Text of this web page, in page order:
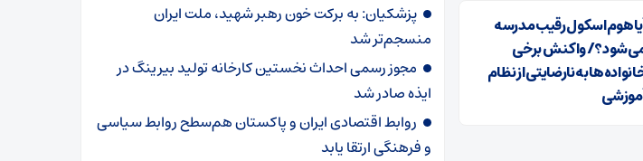
هوم‌اسکول رقیب مدرسه
واکنش برخی
به نارضایتی از نظام
پزشکیان: به برکت خون رهبر شهید، ملت ایران
منسجم‌تر شد
مجوز رسمی احداث نخستین کارخانه تولید بیرینگ در
ایذه صادر شد
روابط اقتصادی ایران و پاکستان هم‌سطح روابط سیاسی
و فرهنگی ارتقا یابد